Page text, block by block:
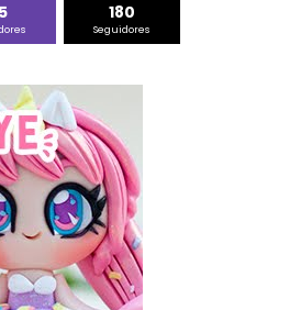
180
Seguidores